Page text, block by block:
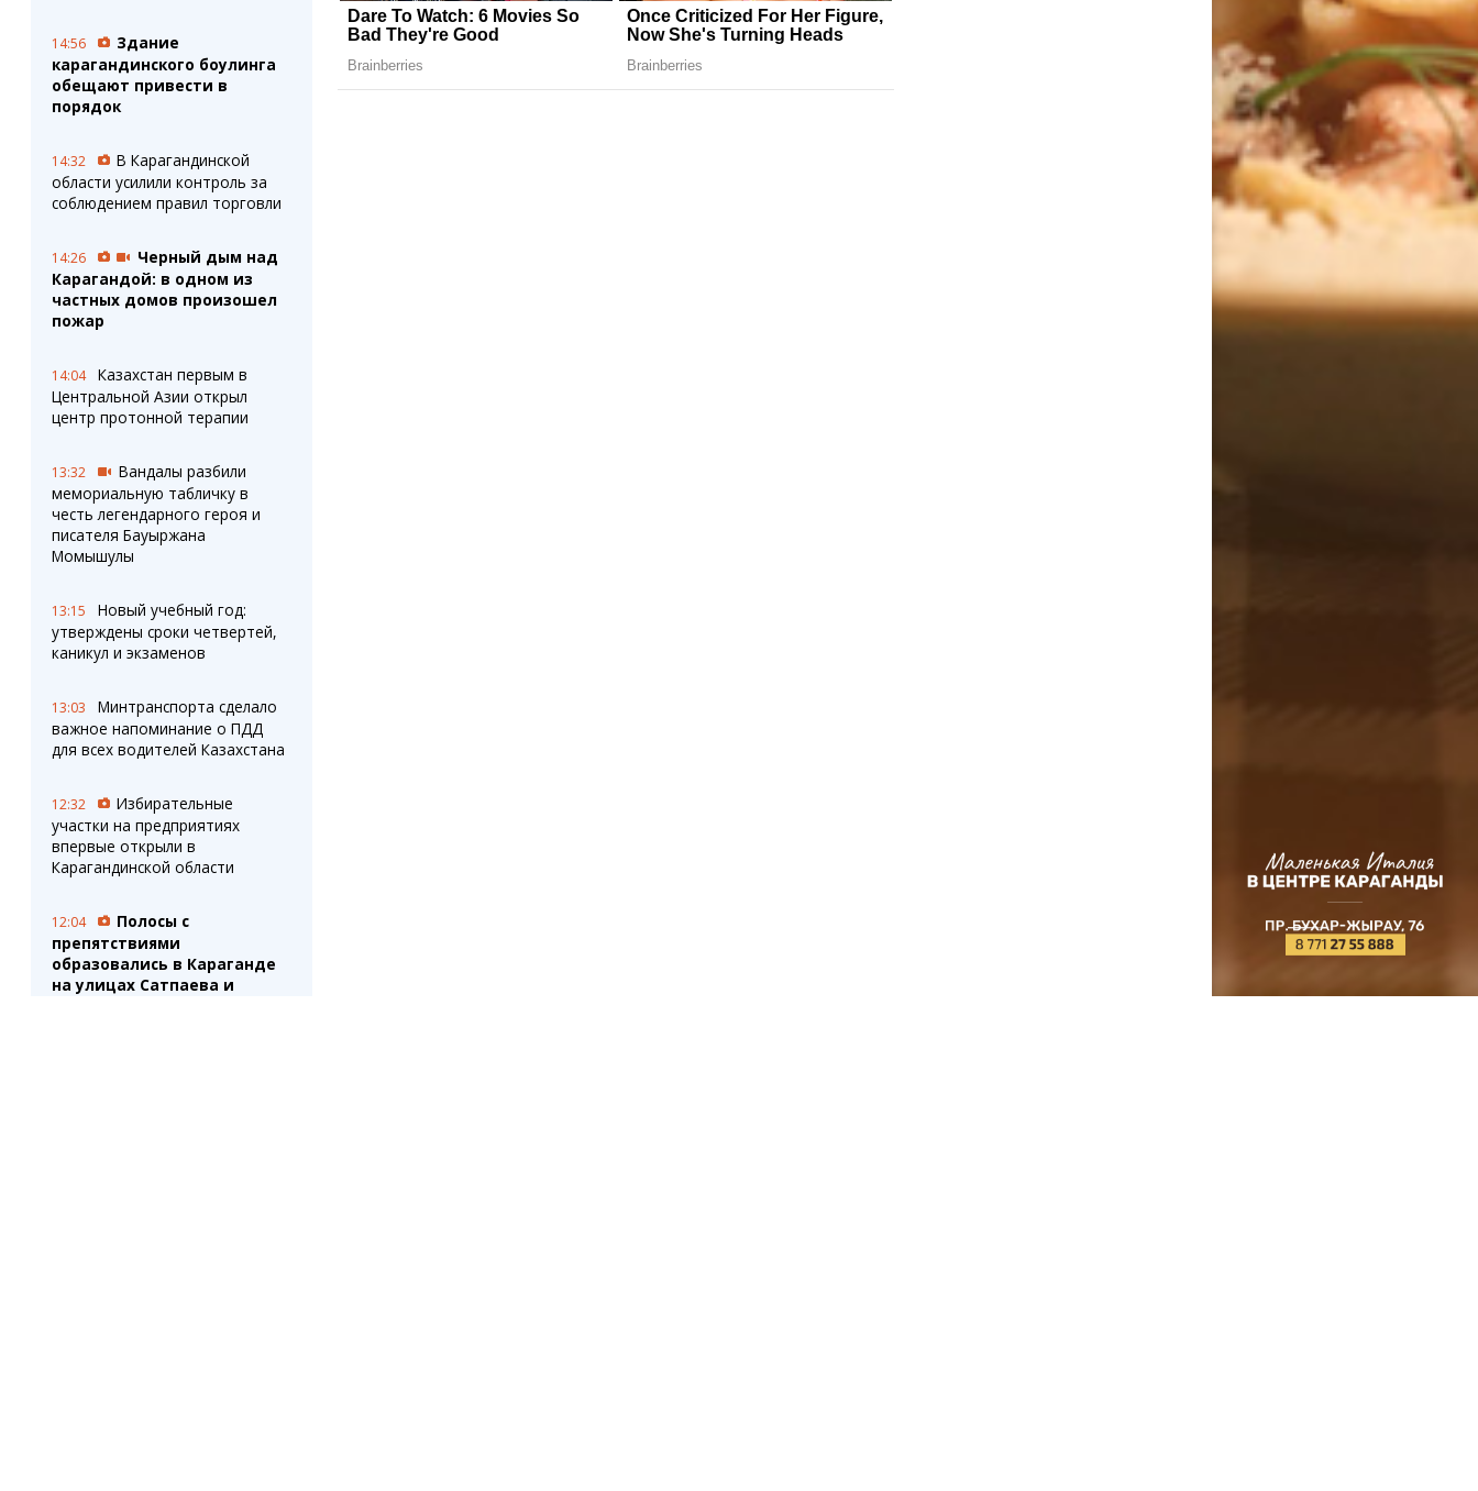
14:56
Здание
карагандинского боулинга
обещают привести в
порядок
14:32
В Карагандинской
области усилили контроль за
соблюдением правил торговли
14:26
Черный дым над
Карагандой: в одном из
частных домов произошел
пожар
14:04
Казахстан первым в
Центральной Азии открыл
центр протонной терапии
13:32
Вандалы разбили
мемориальную табличку в
честь легендарного героя и
писателя Бауыржана
Момышулы
13:15
Новый учебный год:
утверждены сроки четвертей,
каникул и экзаменов
13:03
Минтранспорта сделало
важное напоминание о ПДД
для всех водителей Казахстана
12:32
Избирательные
участки на предприятиях
впервые открыли в
Карагандинской области
12:04
Полосы с
препятствиями
образовались в Караганде
на улицах Сатпаева и